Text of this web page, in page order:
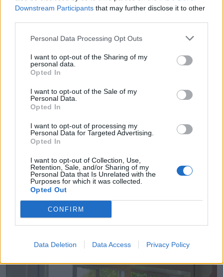
Downstream Participants that may further disclose it to other
Personal Data Processing Opt Outs
I want to opt-out of the Sharing of my
personal data.
Opted In
I want to opt-out of the Sale of my
Personal Data.
Opted In
I want to opt-out of processing my
Personal Data for Targeted Advertising.
Opted In
I want to opt-out of Collection, Use,
Retention, Sale, and/or Sharing of my
Personal Data that Is Unrelated with the
Purposes for which it was collected.
Opted Out
CONFIRM
Data Deletion Data Access Privacy Policy
tirdzniecības uzņēmuma “Intersport Polska” valdes
Par Dr. Klauns skolā pavadīto laiku Māris stāsta tā:
“Jutos labi savā kursā, savā jaunajā klaunu ģimenē.
Man bija liela vecuma atšķirība ar pārējiem
kolēģiem, bet to īsti neizjutu kā problēmu.
No pasniedzējiem vienmēr varēju saņemt atbildes, ja
Nereti man ienāca prātā – citi maksā bargu
naudu, lai tiktu pie šādām meistarklasēm, bet
mēs to visu saņemam par velti, turklāt tik
augstā līmenī.”